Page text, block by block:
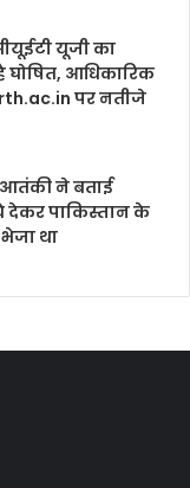
यूजी का
घोषित, आधिकारिक
पर नतीजे
ने बताई
देकर पाकिस्तान के
था